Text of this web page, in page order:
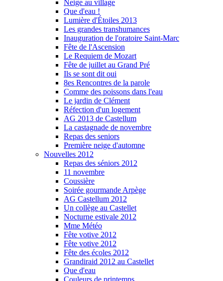
Neige au village
Que d'eau !
Lumière d'Étoiles 2013
Les grandes transhumances
Inauguration de l'oratoire Saint-Marc
Fête de l'Ascension
Le Requiem de Mozart
Fête de juillet au Grand Pré
Ils se sont dit oui
8es Rencontres de la parole
Comme des poissons dans l'eau
Le jardin de Clément
Réfection d'un logement
AG 2013 de Castellum
La castagnade de novembre
Repas des seniors
Première neige d'automne
Nouvelles 2012
Repas des séniors 2012
11 novembre
Coussière
Soirée gourmande Arpège
AG Castellum 2012
Un collège au Castellet
Nocturne estivale 2012
Mme Météo
Fête votive 2012
Fête votive 2012
Fête des écoles 2012
Grandiraid 2012 au Castellet
Que d'eau
Couleurs de printemps